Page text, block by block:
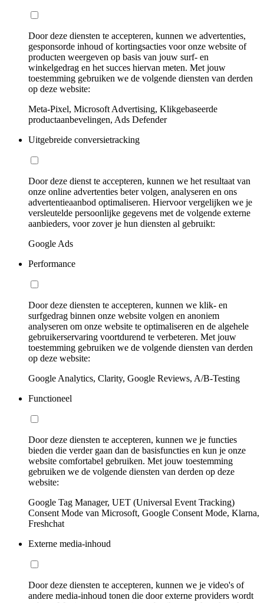
Door deze diensten te accepteren, kunnen we advertenties,
gesponsorde inhoud of kortingsacties voor onze website of
producten weergeven op basis van jouw surf- en
winkelgedrag en het succes hiervan meten. Met jouw
toestemming gebruiken we de volgende diensten van derden
op deze website:
Meta-Pixel, Microsoft Advertising, Klikgebaseerde
productaanbevelingen, Ads Defender
Uitgebreide conversietracking
Door deze dienst te accepteren, kunnen we het resultaat van
onze online advertenties beter volgen, analyseren en ons
advertentieaanbod optimaliseren. Hiervoor vergelijken we je
versleutelde persoonlijke gegevens met de volgende externe
aanbieders, voor zover je hun diensten al gebruikt:
Google Ads
Performance
Door deze diensten te accepteren, kunnen we klik- en
surfgedrag binnen onze website volgen en anoniem
analyseren om onze website te optimaliseren en de algehele
gebruikerservaring voortdurend te verbeteren. Met jouw
toestemming gebruiken we de volgende diensten van derden
op deze website:
Google Analytics, Clarity, Google Reviews, A/B-Testing
Functioneel
Door deze diensten te accepteren, kunnen we je functies
bieden die verder gaan dan de basisfuncties en kun je onze
website comfortabel gebruiken. Met jouw toestemming
gebruiken we de volgende diensten van derden op deze
website:
Google Tag Manager, UET (Universal Event Tracking)
Consent Mode van Microsoft, Google Consent Mode, Klarna,
Freshchat
Externe media-inhoud
Door deze diensten te accepteren, kunnen we je video's of
andere media-inhoud tonen die door externe providers wordt